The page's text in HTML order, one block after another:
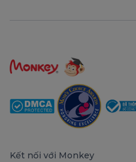
Kết nối với Monkey